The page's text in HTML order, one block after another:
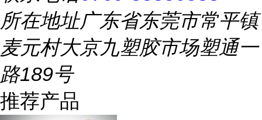
所在地址广东省东莞市常平镇
麦元村大京九塑胶市场塑通一
路189号
推荐产品